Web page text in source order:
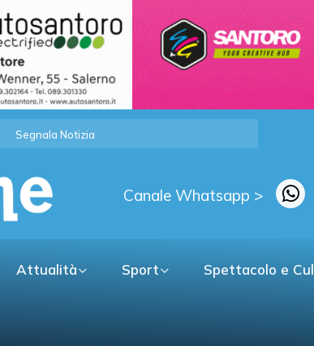
Segnala Notizia
Canale Whatsapp >
Attualità Sport Spettacolo e